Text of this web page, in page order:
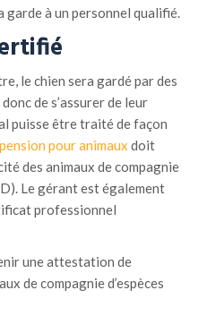
à un personnel qualifié.
le chien sera gardé par des
de s’assurer de leur
puisse être traité de façon
pension pour animaux doit
des animaux de compagnie
Le gérant est également
professionnel
une attestation de
de compagnie d’espèces